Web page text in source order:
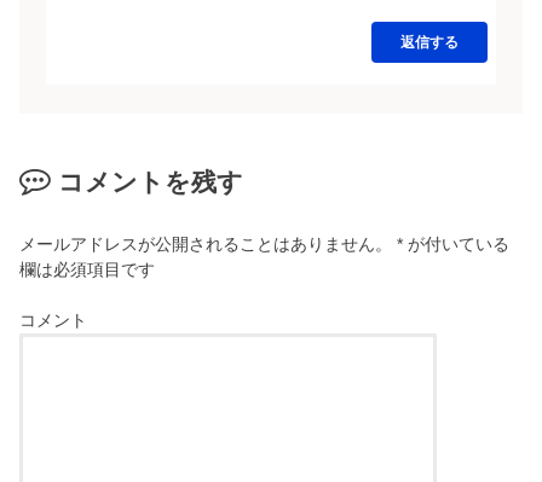
返信する
コメントを残す
メールアドレスが公開されることはありません。 * が付いている
欄は必須項目です
コメント